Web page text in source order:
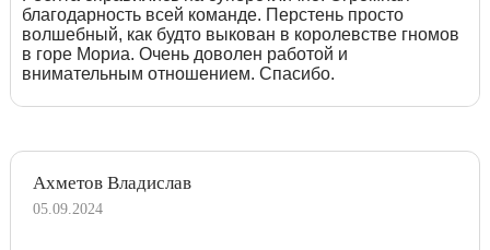
благодарность всей команде. Перстень просто
волшебный, как будто выкован в королевстве гномов
в горе Мориа. Очень доволен работой и
внимательным отношением. Спасибо.
Ахметов Владислав
05.09.2024